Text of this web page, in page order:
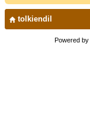
tolkiendil
Powered by